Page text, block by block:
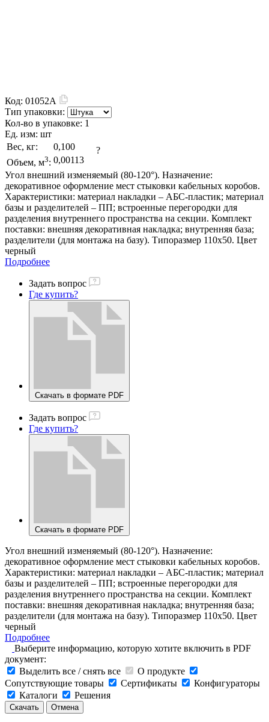
Код: 01052A
Тип упаковки:
Кол-во в упаковке: 1
Ед. изм: шт
Вес, кг:
0,100
Объем, м3: 0,00113
?
Угол внешний изменяемый (80-120°). Назначение:
декоративное оформление мест стыковки кабельных коробов.
Характеристики: материал накладки – АБС-пластик; материал
базы и разделителей – ПП; встроенные перегородки для
разделения внутреннего пространства на секции. Комплект
поставки: внешняя декоративная накладка; внутренняя база;
разделители (для монтажа на базу). Типоразмер 110х50. Цвет
черный
Подробнее
Задать вопрос
Где купить?
Скачать в формате PDF
Задать вопрос
Где купить?
Скачать в формате PDF
Угол внешний изменяемый (80-120°). Назначение:
декоративное оформление мест стыковки кабельных коробов.
Характеристики: материал накладки – АБС-пластик; материал
базы и разделителей – ПП; встроенные перегородки для
разделения внутреннего пространства на секции. Комплект
поставки: внешняя декоративная накладка; внутренняя база;
разделители (для монтажа на базу). Типоразмер 110х50. Цвет
черный
Подробнее
Выберите информацию, которую хотите включить в PDF
документ:
Выделить все / снять все
О продукте
Сопутствующие товары
Сертификаты
Конфигураторы
Каталоги
Решения
Скачать Отмена